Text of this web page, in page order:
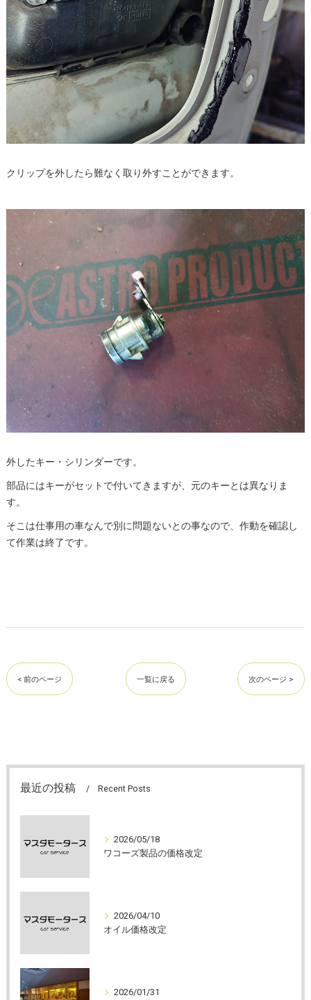
クリップを外したら難なく取り外すことができます。
外したキー・シリンダーです。
部品にはキーがセットで付いてきますが、元のキーとは異なりま
す。
そこは仕事用の車なんで別に問題ないとの事なので、作動を確認し
て作業は終了です。
< 前のページ 一覧に戻る 次のページ >
最近の投稿 Recent Posts
2026/05/18
ワコーズ製品の価格改定
2026/04/10
オイル価格改定
2026/01/31